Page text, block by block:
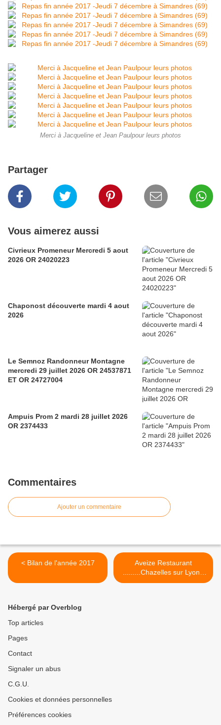
Merci à Jacqueline et Jean Paulpour leurs photos
Partager
Vous aimerez aussi
Civrieux Promeneur Mercredi 5 aout
2026 OR 24020223
Chaponost découverte mardi 4 aout
2026
Le Semnoz Randonneur Montagne
mercredi 29 juillet 2026 OR 24537871
ET OR 24727004
Ampuis Prom 2 mardi 28 juillet 2026
OR 2374433
Commentaires
Ajouter un commentaire
< Bilan de l'année 2017
Aveize Restaurant
.........Chazelles sur Lyon :
Musée du chapeau .........
Hébergé par Overblog
Top articles
Pages
Contact
Signaler un abus
C.G.U.
Cookies et données personnelles
Préférences cookies